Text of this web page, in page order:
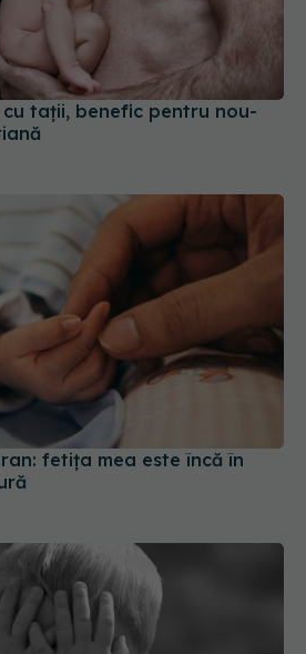
tații, benefic pentru nou-
fetița mea este încă în